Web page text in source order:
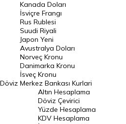
Frank Kuru
Riyal Kuru
Avustralya Doları
Danimarka Kronu Kuru
Kanada Doları Kuru
Norveç Kronu Kuru
İsveç Kronu Kuru
Japon Yeni Kuru
Döviz
Kanada Doları
İsviçre Frangı
Rus Rublesi
Suudi Riyali
Japon Yeni
Avustralya Doları
Norveç Kronu
Danimarka Kronu
İsveç Kronu
Merkez Bankası Kurlari
Altın Hesaplama
Döviz Çevirici
Yüzde Hesaplama
KDV Hesaplama